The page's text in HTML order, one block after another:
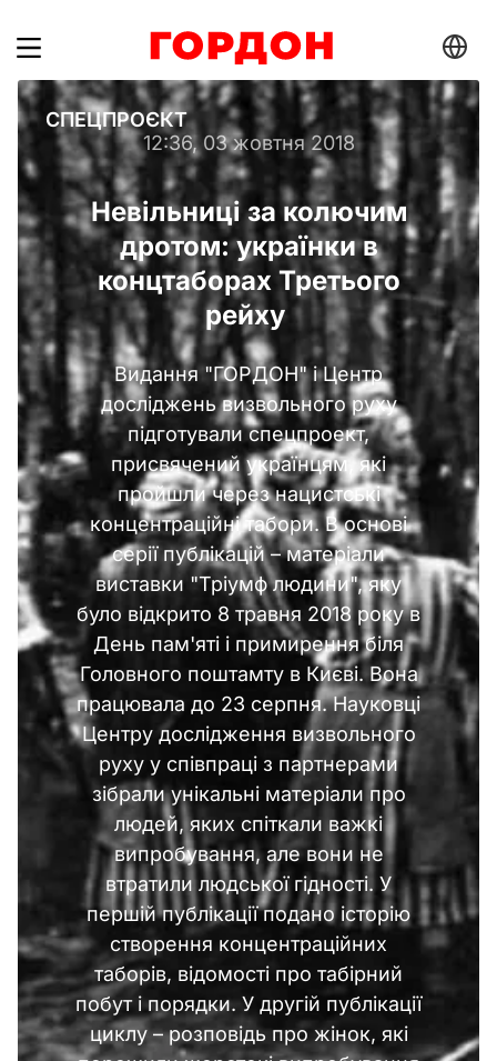
СПЕЦПРОЄКТ
12:36, 03 жовтня 2018
Невільниці за колючим
дротом: українки в
концтаборах Третього
рейху
Видання "ГОРДОН"іЦентр
досліджень визвольного руху
підготували спецпроект,
присвячений українцям, які
пройшли через нацистські
концентраційні табори. В основі
серії публікацій – матеріали
виставки "Тріумф людини", яку
було відкрито 8 травня 2018 року в
День пам'яті і примирення біля
Головного поштамту в Києві. Вона
працювала до 23 серпня. Науковці
Центру дослідження визвольного
руху у співпраці з партнерами
зібрали унікальні матеріали про
людей, яких спіткали важкі
випробування, але вони не
втратили людської гідності. У
першій публікації подано історію
створення концентраційних
таборів, відомості про табірний
побут і порядки. У другій публікації
циклу – розповідь про жінок, які